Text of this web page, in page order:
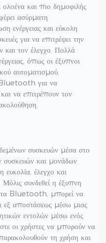
και πιο δημοφιλής
ασύρματη
ενέργειας και εύκολη
για να επιτρέψει την
και τον έλεγχο. Πολλά
όπως οι έξυπνοι
αυτοματισμού,
Bluetooth για να
να επιτρέπουν τον
συσκευών μέσα στο
συσκευών και μονάδων
έλεγχο και
Μόλις συνδεθεί η έξυπνη
Bluetooth, μπορεί να
εξ αποστάσεως μέσω μιας
εντολών μέσω ενός
οι χρήστες να μπορούν να
τη χρήση και